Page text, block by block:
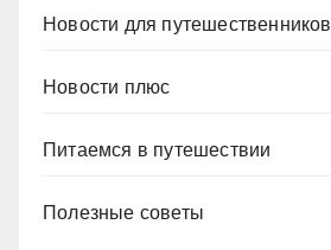
Новости для путешественников
Новости плюс
Питаемся в путешествии
Полезные советы